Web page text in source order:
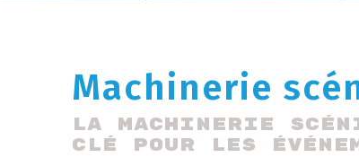
Machinerie
La machinerie
clé pour les